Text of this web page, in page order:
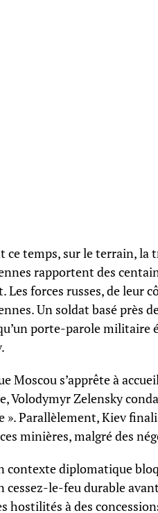
ce temps, sur le terrain, la
rapportent des
Les forces russes, de leur
Un soldat basé près
porte-parole militaire
Moscou s’apprête à
Volodymyr Zelensky
». Parallèlement, Kiev
minières, malgré des
contexte diplomatique
cessez-le-feu durable
hostilités à des